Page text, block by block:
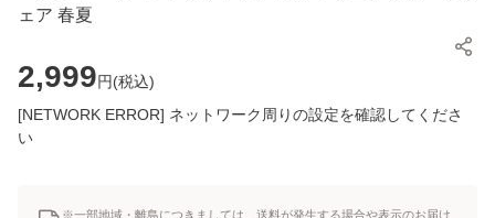
ェア 春夏
2,999円(税込)
[NETWORK ERROR] ネットワーク周りの設定を確認してくださ
い
※一部地域・離島につきましては、送料が発生する場合や表示のお届け